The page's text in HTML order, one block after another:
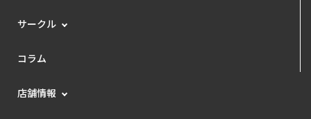
サークル
コラム
店舗情報